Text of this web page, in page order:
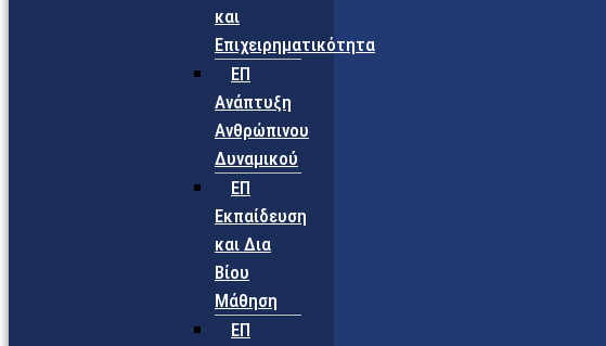
και
Επιχειρηματικότητα
ΕΠ
Ανάπτυξη
Ανθρώπινου
Δυναμικού
ΕΠ
Εκπαίδευση
και Δια
Βίου
Μάθηση
ΕΠ